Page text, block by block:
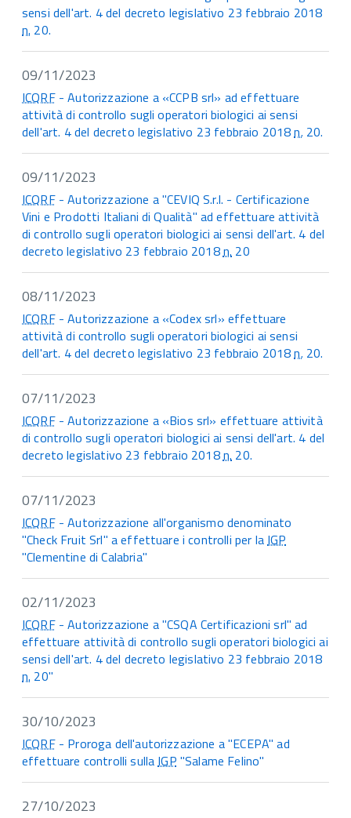
sensi dell'art. 4 del decreto legislativo 23 febbraio 2018
n. 20.
09/11/2023
ICQRF- Autorizzazione a «CCPB srl» ad effettuare
attività di controllo sugli operatori biologici ai sensi
dell'art. 4 del decreto legislativo 23 febbraio 2018n. 20.
09/11/2023
ICQRF- Autorizzazione a "CEVIQ S.r.l. - Certificazione
Vini e Prodotti Italiani di Qualità" ad effettuare attività
di controllo sugli operatori biologici ai sensi dell'art. 4 del
decreto legislativo 23 febbraio 2018n. 20
08/11/2023
ICQRF- Autorizzazione a «Codex srl» effettuare
attività di controllo sugli operatori biologici ai sensi
dell'art. 4 del decreto legislativo 23 febbraio 2018n. 20.
07/11/2023
ICQRF- Autorizzazione a «Bios srl» effettuare attività
di controllo sugli operatori biologici ai sensi dell'art. 4 del
decreto legislativo 23 febbraio 2018n. 20.
07/11/2023
ICQRF- Autorizzazione all'organismo denominato
"Check Fruit Srl" a effettuare i controlli per laIGP
"Clementine di Calabria"
02/11/2023
ICQRF- Autorizzazione a "CSQA Certificazioni srl" ad
effettuare attività di controllo sugli operatori biologici ai
sensi dell'art. 4 del decreto legislativo 23 febbraio 2018
n. 20"
30/10/2023
ICQRF- Proroga dell'autorizzazione a "ECEPA" ad
effettuare controlli sullaIGP "Salame Felino"
27/10/2023